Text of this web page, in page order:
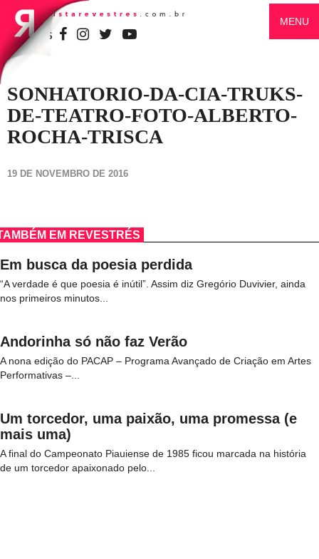
SIGA-NOS
MENU
SONHATORIO-DA-CIA-TRUKS-
DE-TEATRO-FOTO-ALBERTO-
ROCHA-TRISCA
19 DE NOVEMBRO DE 2016
EM REVESTRÉS
Em busca da poesia perdida
“A verdade é que poesia é inútil”. Assim diz Gregório Duvivier, ainda
nos primeiros minutos...
Andorinha só não faz Verão
A nona edição do PACAP – Programa Avançado de Criação em Artes
Performativas –...
Um torcedor, uma paixão, uma promessa (e
mais uma)
A final do Campeonato Piauiense de 1985 ficou marcada na história
de um torcedor apaixonado pelo...